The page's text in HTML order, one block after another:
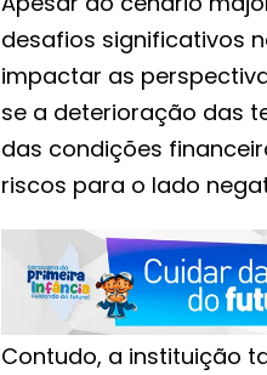
desafios significativos
impactar as
se a deterioração das
das condições
riscos para o lado
Contudo, a instituição